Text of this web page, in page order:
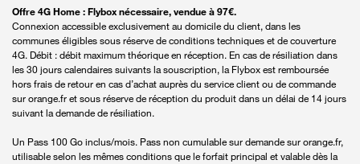
Offre 4G Home : Flybox nécessaire, vendue à 97€.
Connexion accessible exclusivement au domicile du client, dans les
communes éligibles sous réserve de conditions techniques et de couverture
4G. Débit : débit maximum théorique en réception. En cas de résiliation dans
les 30 jours calendaires suivants la souscription, la Flybox est remboursée
hors frais de retour en cas d’achat auprès du service client ou de commande
sur orange.fr et sous réserve de réception du produit dans un délai de 14 jours
suivant la demande de résiliation.
Un Pass 100 Go inclus/mois. Pass non cumulable sur demande sur orange.fr,
utilisable selon les mêmes conditions que le forfait principal et valable dès la